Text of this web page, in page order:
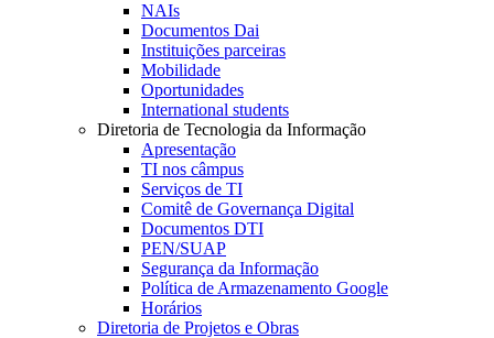
NAIs
Documentos Dai
Instituições parceiras
Mobilidade
Oportunidades
International students
Diretoria de Tecnologia da Informação
Apresentação
TI nos câmpus
Serviços de TI
Comitê de Governança Digital
Documentos DTI
PEN/SUAP
Segurança da Informação
Política de Armazenamento Google
Horários
Diretoria de Projetos e Obras